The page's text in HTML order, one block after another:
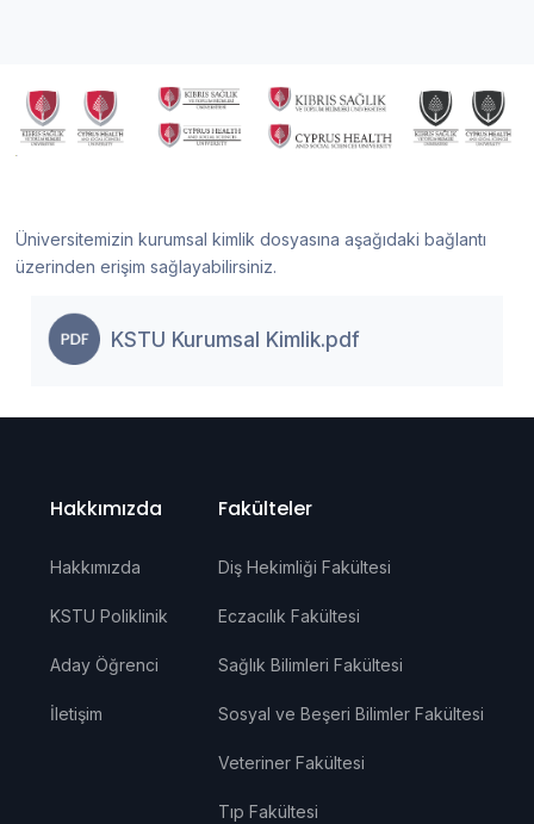
Üniversitemizin kurumsal kimlik dosyasına aşağıdaki bağlantı
üzerinden erişim sağlayabilirsiniz.
KSTU Kurumsal Kimlik.pdf
Hakkımızda
Hakkımızda
KSTU Poliklinik
Aday Öğrenci
İletişim
Fakülteler
Diş Hekimliği Fakültesi
Eczacılık Fakültesi
Sağlık Bilimleri Fakültesi
Sosyal ve Beşeri Bilimler Fakültesi
Veteriner Fakültesi
Tıp Fakültesi